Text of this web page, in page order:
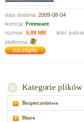
data dodania: 2009-08-04
licencja: Freeware
rozmiar: 5.89 MB ilość
platforma:
Kategorie plików
Bezpieczeństwo
Biuro